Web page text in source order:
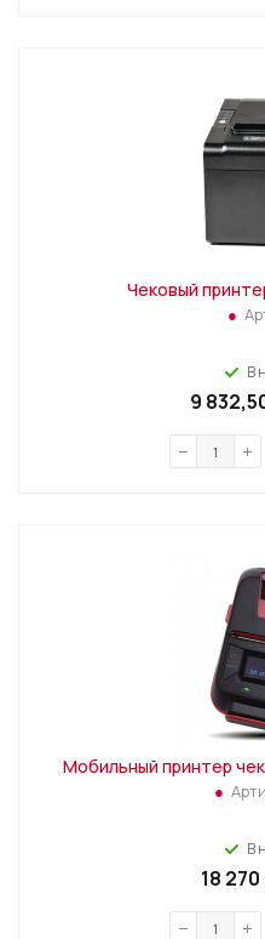
Чековый
В
9
Мобильный принтер
В
18 270